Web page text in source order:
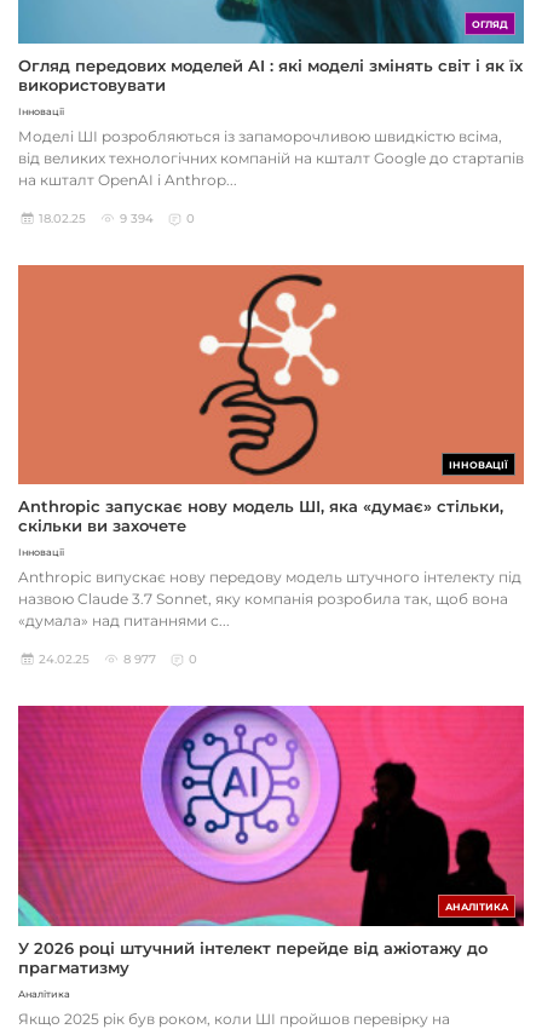
ОГЛЯД
Огляд передових моделей AI : які моделі змінять світ і як їх
використовувати
Інновації
Моделі ШІ розробляються із запаморочливою швидкістю всіма,
від великих технологічних компаній на кшталт Google до стартапів
на кшталт OpenAI і Anthrop...
18.02.25 9 394 0
ІННОВАЦІЇ
Anthropic запускає нову модель ШІ, яка «думає» стільки,
скільки ви захочете
Інновації
Anthropic випускає нову передову модель штучного інтелекту під
назвою Claude 3.7 Sonnet, яку компанія розробила так, щоб вона
«думала» над питаннями с...
24.02.25 8 977 0
АНАЛІТИКА
У 2026 році штучний інтелект перейде від ажіотажу до
прагматизму
Аналітика
Якщо 2025 рік був роком, коли ШІ пройшов перевірку на